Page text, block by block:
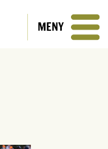
MENY